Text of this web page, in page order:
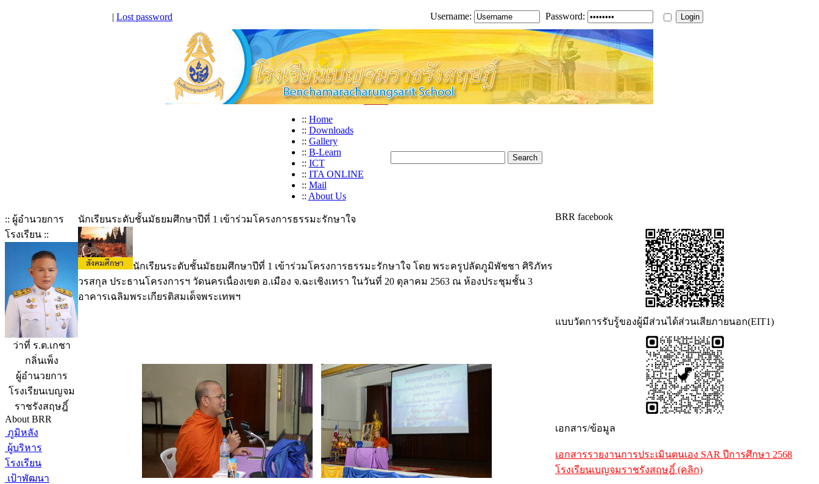
| Lost password Username: Password:
:: Home
:: Downloads
:: Gallery
:: B-Learn
:: ICT
:: ITA ONLINE
:: Mail
:: About Us
:: ผู้อำนวยการ
โรงเรียน ::
ว่าที่ ร.ต.เกชา
กลิ่นเพ็ง
ผู้อำนวยการ
โรงเรียนเบญจม
ราชรังสฤษฎิ์
About BRR
ภูมิหลัง
ผู้บริหาร
โรงเรียน
เป้าพัฒนา
นักเรียนระดับชั้นมัธยมศึกษาปีที่ 1 เข้าร่วมโครงการธรรมะรักษาใจ
นักเรียนระดับชั้นมัธยมศึกษาปีที่ 1 เข้าร่วมโครงการธรรมะรักษาใจ โดย พระครูปลัดภูมิพัชชา ศิริภัทร
วรสกุล ประธานโครงการฯ วัดนครเนื่องเขต อ.เมือง จ.ฉะเชิงเทรา ในวันที่ 20 ตุลาคม 2563 ณ ห้องประชุมชั้น 3
อาคารเฉลิมพระเกียรติสมเด็จพระเทพฯ
BRR facebook
แบบวัดการรับรู้ของผู้มีส่วนได้ส่วนเสียภายนอก(EIT1)
เอกสาร/ข้อมูล
เอกสารรายงานการประเมินตนเอง SAR ปีการศึกษา 2568
โรงเรียนเบญจมราชรังสฤษฎิ์ (คลิก)